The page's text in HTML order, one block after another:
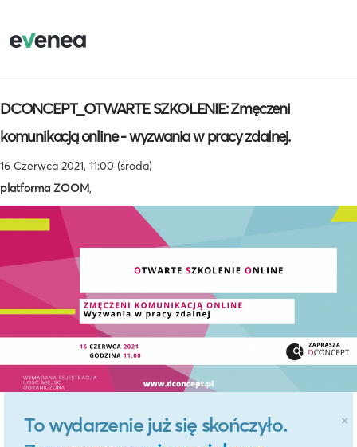
DCONCEPT_OTWARTE SZKOLENIE: Zmęczeni
komunikacją online - wyzwania w pracy zdalnej.
16 Czerwca 2021, 11:00 (środa)
platforma ZOOM,
×
To wydarzenie już się skończyło.